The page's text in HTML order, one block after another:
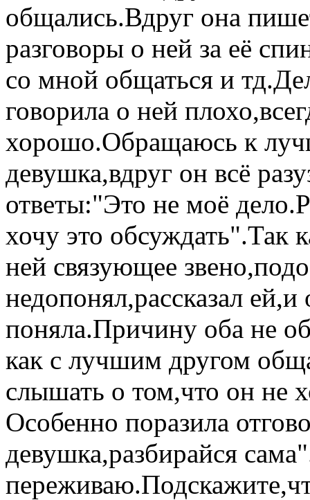
общались.Вдруг она
разговоры о ней за её
со мной общаться и
говорила о ней
хорошо.Обращаюсь к
девушка,вдруг он всё
ответы:"Это не моё
хочу это обсуждать".Так
ней связующее
недопонял,рассказал ей,и
поняла.Причину оба не
как с лучшим другом
слышать о том,что он не
Особенно поразила
девушка,разбирайся